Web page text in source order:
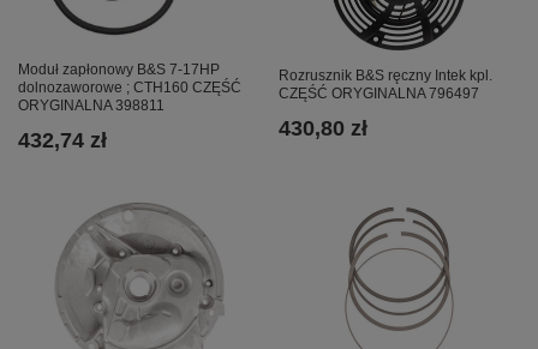
Moduł zapłonowy B&S 7-17HP
dolnozaworowe ; CTH160 CZĘŚĆ
ORYGINALNA 398811
432,74 zł
Rozrusznik B&S ręczny Intek kpl.
CZĘŚĆ ORYGINALNA 796497
430,80 zł